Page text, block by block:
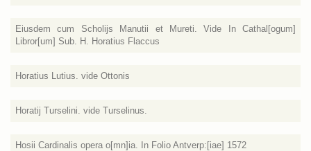
Eiusdem cum Scholijs Manutii et Mureti. Vide In Cathal[ogum]
Libror[um] Sub. H. Horatius Flaccus
Horatius Lutius. vide Ottonis
Horatij Turselini. vide Turselinus.
Hosii Cardinalis opera o[mn]ia. In Folio Antverp:[iae] 1572